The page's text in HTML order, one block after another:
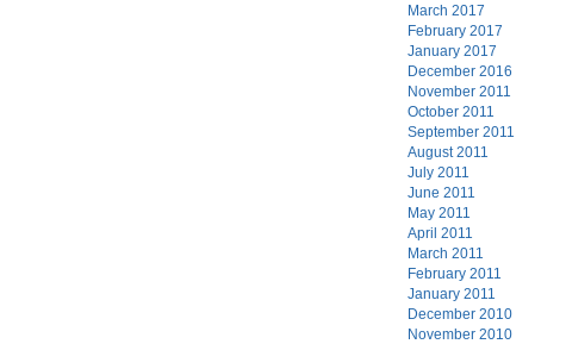
March 2017
February 2017
January 2017
December 2016
November 2011
October 2011
September 2011
August 2011
July 2011
June 2011
May 2011
April 2011
March 2011
February 2011
January 2011
December 2010
November 2010